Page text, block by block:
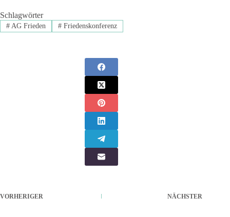
Schlagwörter
#AG Frieden #Friedenskonferenz
VORHERIGER NÄCHSTER